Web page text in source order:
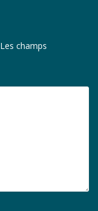
Les champs